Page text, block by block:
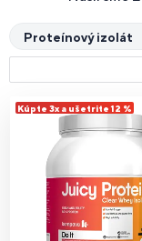
Proteínový izolát
Kúpte 3x a ušetrite 12 %